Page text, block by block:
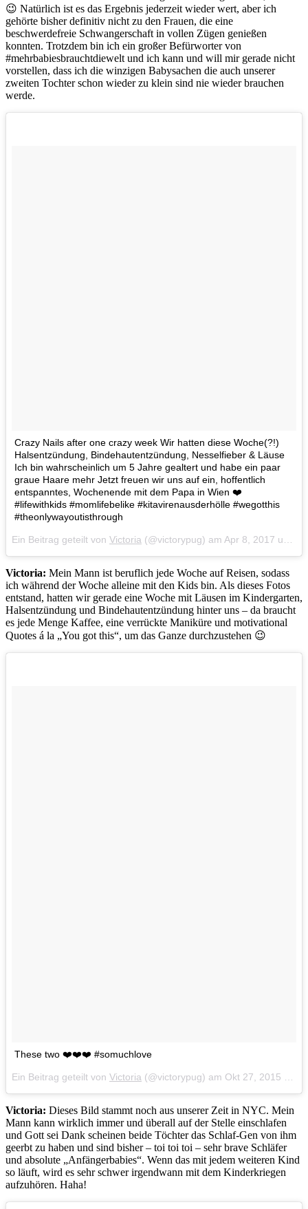
😉 Natürlich ist es das Ergebnis jederzeit wieder wert, aber ich
gehörte bisher definitiv nicht zu den Frauen, die eine
beschwerdefreie Schwangerschaft in vollen Zügen genießen
konnten. Trotzdem bin ich ein großer Befürworter von
#mehrbabiesbrauchtdiewelt und ich kann und will mir gerade nicht
vorstellen, dass ich die winzigen Babysachen die auch unserer
zweiten Tochter schon wieder zu klein sind nie wieder brauchen
werde.
Crazy Nails after one crazy week Wir hatten diese Woche(?!)
Halsentzündung, Bindehautentzündung, Nesselfieber & Läuse
Ich bin wahrscheinlich um 5 Jahre gealtert und habe ein paar
graue Haare mehr Jetzt freuen wir uns auf ein, hoffentlich
entspanntes, Wochenende mit dem Papa in Wien ‍‍❤️
#lifewithkids #momlifebelike #kitavirenausderhölle #wegotthis
#theonlywayoutisthrough
Ein Beitrag geteilt von Victoria (@victorypug) am Apr 8, 2017 um 5:38 PDT
Victoria: Mein Mann ist beruflich jede Woche auf Reisen, sodass
ich während der Woche alleine mit den Kids bin. Als dieses Fotos
entstand, hatten wir gerade eine Woche mit Läusen im Kindergarten,
Halsentzündung und Bindehautentzündung hinter uns – da braucht
es jede Menge Kaffee, eine verrückte Maniküre und motivational
Quotes á la „You got this“, um das Ganze durchzustehen 😉
These two ❤️❤️❤️ #somuchlove
Ein Beitrag geteilt von Victoria (@victorypug) am Okt 27, 2015 um 9:09 PDT
Victoria: Dieses Bild stammt noch aus unserer Zeit in NYC. Mein
Mann kann wirklich immer und überall auf der Stelle einschlafen
und Gott sei Dank scheinen beide Töchter das Schlaf-Gen von ihm
geerbt zu haben und sind bisher – toi toi toi – sehr brave Schläfer
und absolute „Anfängerbabies“. Wenn das mit jedem weiteren Kind
so läuft, wird es sehr schwer irgendwann mit dem Kinderkriegen
aufzuhören. Haha!